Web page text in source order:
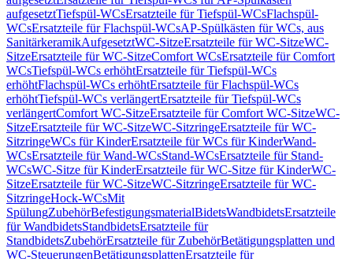
aufgesetztTiefspül-WCsErsatzteile für Tiefspül-WCsFlachspül-
WCsErsatzteile für Flachspül-WCsAP-Spülkästen für WCs, aus
SanitärkeramikAufgesetztWC-SitzeErsatzteile für WC-SitzeWC-
SitzeErsatzteile für WC-SitzeComfort WCsErsatzteile für Comfort
WCsTiefspül-WCs erhöhtErsatzteile für Tiefspül-WCs
erhöhtFlachspül-WCs erhöhtErsatzteile für Flachspül-WCs
erhöhtTiefspül-WCs verlängertErsatzteile für Tiefspül-WCs
verlängertComfort WC-SitzeErsatzteile für Comfort WC-SitzeWC-
SitzeErsatzteile für WC-SitzeWC-SitzringeErsatzteile für WC-
SitzringeWCs für KinderErsatzteile für WCs für KinderWand-
WCsErsatzteile für Wand-WCsStand-WCsErsatzteile für Stand-
WCsWC-Sitze für KinderErsatzteile für WC-Sitze für KinderWC-
SitzeErsatzteile für WC-SitzeWC-SitzringeErsatzteile für WC-
SitzringeHock-WCsMit
SpülungZubehörBefestigungsmaterialBidetsWandbidetsErsatzteile
für WandbidetsStandbidetsErsatzteile für
StandbidetsZubehörErsatzteile für ZubehörBetätigungsplatten und
WC-SteuerungenBetätigungsplattenErsatzteile für